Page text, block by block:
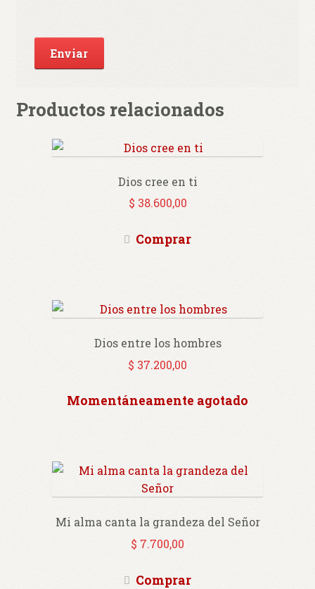
Productos relacionados
Dios cree en ti
$ 38.600,00
Comprar
Dios entre los hombres
$ 37.200,00
Momentáneamente agotado
Mi alma canta la grandeza del Señor
$ 7.700,00
Comprar